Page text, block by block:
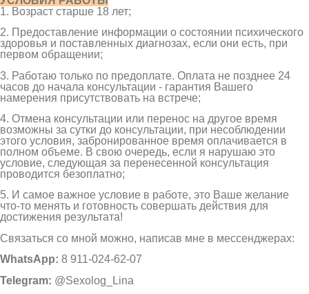
1. Возраст старше 18 лет;
2. Предоставление информации о состоянии психического
здоровья и поставленных диагнозах, если они есть, при
первом обращении;
3. Работаю только по предоплате. Оплата не позднее 24
часов до начала консультации - гарантия Вашего
намерения присутствовать на встрече;
4. Отмена консультации или перенос на другое время
возможны за сутки до консультации, при несоблюдении
этого условия, забронированное время оплачивается в
полном объеме. В свою очередь, если я нарушаю это
условие, следующая за перенесенной консультация
проводится безоплатно;
5. И самое важное условие в работе, это Ваше желание
что-то менять и готовность совершать действия для
достижения результата!
Связаться со мной можно, написав мне в мессенджерах:
WhatsApp: 8 911-024-62-07
Telegram: @Sexolog_Lina